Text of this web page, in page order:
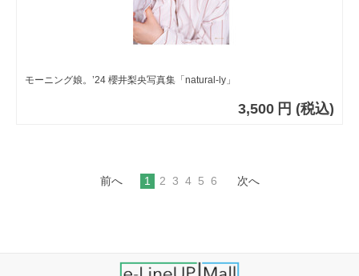
モーニング娘。’24 櫻井梨央写真集「natural-ly」
3,500 円 (税込)
前へ 1 2 3 4 5 6 次へ